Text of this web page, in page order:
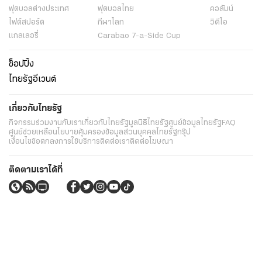
ฟุตบอลต่่างประเทศ ฟุตบอลไทย
คอลัมน์
ไฟต์สปอร์ต
กีฬาโลก
วิดีโอ
แกลเลอรี่
Carabao 7-a-Side Cup
ช็อปปิ้ง
ไทยรัฐอีเวนต์
เกี่ยวกับไทยรัฐ
กิจกรรมร่วมงานกับเราเกี่ยวกับไทยรัฐมูลนิธิไทยรัฐศูนย์ข้อมูลไทยรัฐFAQ
ศูนย์ช่วยเหลือนโยบายคุ้มครองข้อมูลส่วนบุคคลไทยรัฐกรุ๊ป
เงื่อนไขข้อตกลงการใช้บริการติดต่อเราติดต่อโฆษณา
ติดตามเราได้ที่